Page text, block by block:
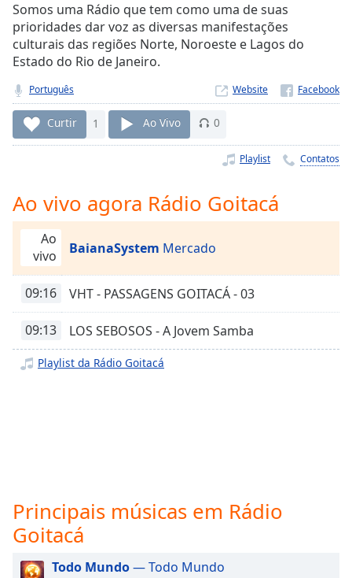
0.00%
Stream
TypeLIVE
Seek to
currently
behind
liveLIVE
Remaining
Time-
Rate
Chapters
Chapters
descriptions
off,
settings
dialog
subtitles
off
Somos uma Rádio que tem como uma de suas
prioridades dar voz as diversas manifestações
culturais das regiões Norte, Noroeste e Lagos do
Estado do Rio de Janeiro.
Português Website
Curtir 1 Ao Vivo 0
Playlist Contatos
Ao vivo agora Rádio Goitacá
Ao
vivo
BaianaSystem Mercado
09:16 VHT - PASSAGENS GOITACÁ - 03
09:13 LOS SEBOSOS - A Jovem Samba
Playlist da Rádio Goitacá
Principais músicas em Rádio
Goitacá
Todo Mundo— Todo Mundo